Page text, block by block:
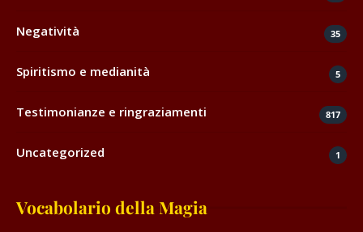
Negatività 35
Spiritismo e medianità 5
Testimonianze e ringraziamenti 817
Uncategorized 1
Vocabolario della Magia